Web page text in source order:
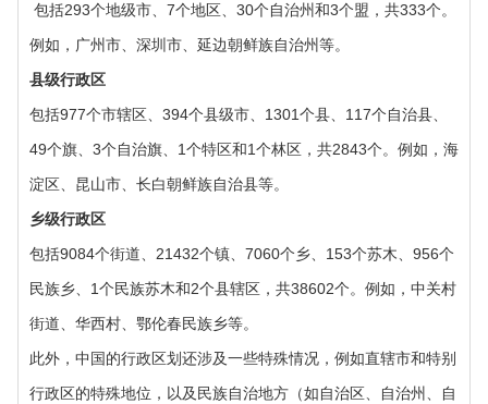
‌ 包括293个地级市、7个地区、30个自治州和3个盟，共333个。
例如，广州市、深圳市、延边朝鲜族自治州等。
‌县级行政区‌
包括977个市辖区、394个县级市、1301个县、117个自治县、
49个旗、3个自治旗、1个特区和1个林区，共2843个。例如，海
淀区、昆山市、长白朝鲜族自治县等。
乡级行政区‌
包括9084个街道、21432个镇、7060个乡、153个苏木、956个
民族乡、1个民族苏木和2个县辖区，共38602个。例如，中关村
街道、华西村、鄂伦春民族乡等。
此外，中国的行政区划还涉及一些特殊情况，例如直辖市和特别
行政区的特殊地位，以及民族自治地方（如自治区、自治州、自